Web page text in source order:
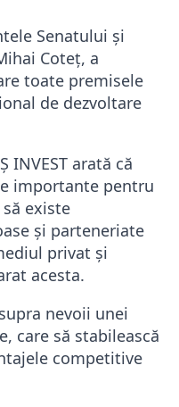
Senatului și
Coteț, a
toate premisele
de dezvoltare
INVEST arată că
importante pentru
existe
și parteneriate
privat și
acesta.
nevoii unei
care să stabilească
competitive